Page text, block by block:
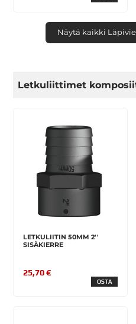
Näytä kaikki
Letkuliittimet
LETKULIITIN 50MM 2''
SISÄKIERRE
25,70 €
OSTA